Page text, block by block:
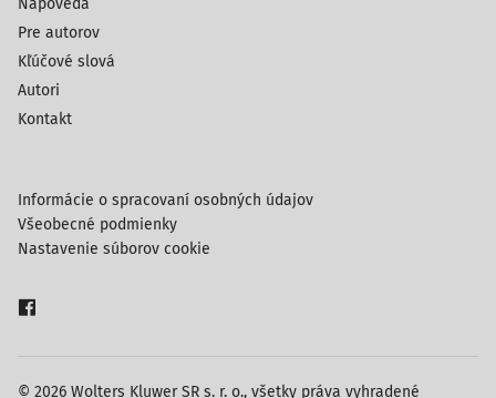
Nápoveda
Pre autorov
Kľúčové slová
Autori
Kontakt
© 2026 Wolters Kluwer SR s. r. o., všetky práva vyhradené
Informácie o spracovaní osobných údajov
Všeobecné podmienky
Nastavenie súborov cookie